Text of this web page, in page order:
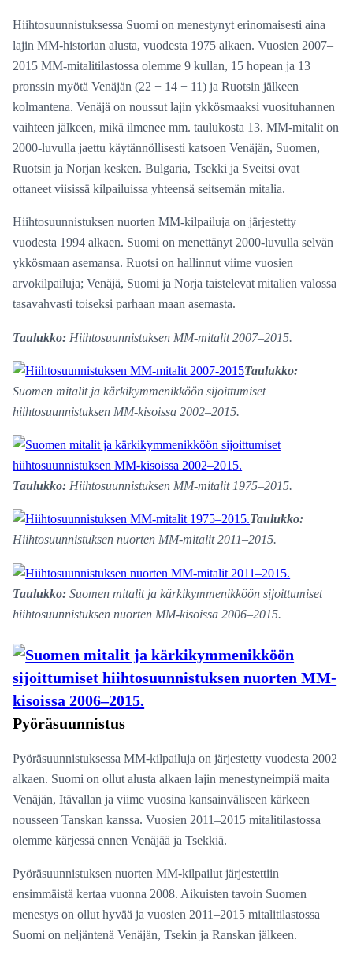
Hiihtosuunnistuksessa Suomi on menestynyt erinomaisesti aina
lajin MM-historian alusta, vuodesta 1975 alkaen. Vuosien 2007–
2015 MM-mitalitilastossa olemme 9 kullan, 15 hopean ja 13
pronssin myötä Venäjän (22 + 14 + 11) ja Ruotsin jälkeen
kolmantena. Venäjä on noussut lajin ykkösmaaksi vuosituhannen
vaihteen jälkeen, mikä ilmenee mm. taulukosta 13. MM-mitalit on
2000-luvulla jaettu käytännöllisesti katsoen Venäjän, Suomen,
Ruotsin ja Norjan kesken. Bulgaria, Tsekki ja Sveitsi ovat
ottaneet viisissä kilpailuissa yhteensä seitsemän mitalia.
Hiihtosuunnistuksen nuorten MM-kilpailuja on järjestetty
vuodesta 1994 alkaen. Suomi on menettänyt 2000-luvulla selvän
ykkösmaan asemansa. Ruotsi on hallinnut viime vuosien
arvokilpailuja; Venäjä, Suomi ja Norja taistelevat mitalien valossa
tasavahvasti toiseksi parhaan maan asemasta.
Taulukko: Hiihtosuunnistuksen MM-mitalit 2007–2015.
Taulukko:
Suomen mitalit ja kärkikymmenikköön sijoittumiset
hiihtosuunnistuksen MM-kisoissa 2002–2015.
Taulukko: Hiihtosuunnistuksen MM-mitalit 1975–2015.
Taulukko:
Hiihtosuunnistuksen nuorten MM-mitalit 2011–2015.
Taulukko: Suomen mitalit ja kärkikymmenikköön sijoittumiset
hiihtosuunnistuksen nuorten MM-kisoissa 2006–2015.
Pyöräsuunnistus
Pyöräsuunnistuksessa MM-kilpailuja on järjestetty vuodesta 2002
alkaen. Suomi on ollut alusta alkaen lajin menestyneimpiä maita
Venäjän, Itävallan ja viime vuosina kansainväliseen kärkeen
nousseen Tanskan kanssa. Vuosien 2011–2015 mitalitilastossa
olemme kärjessä ennen Venäjää ja Tsekkiä.
Pyöräsuunnistuksen nuorten MM-kilpailut järjestettiin
ensimmäistä kertaa vuonna 2008. Aikuisten tavoin Suomen
menestys on ollut hyvää ja vuosien 2011–2015 mitalitilastossa
Suomi on neljäntenä Venäjän, Tsekin ja Ranskan jälkeen.